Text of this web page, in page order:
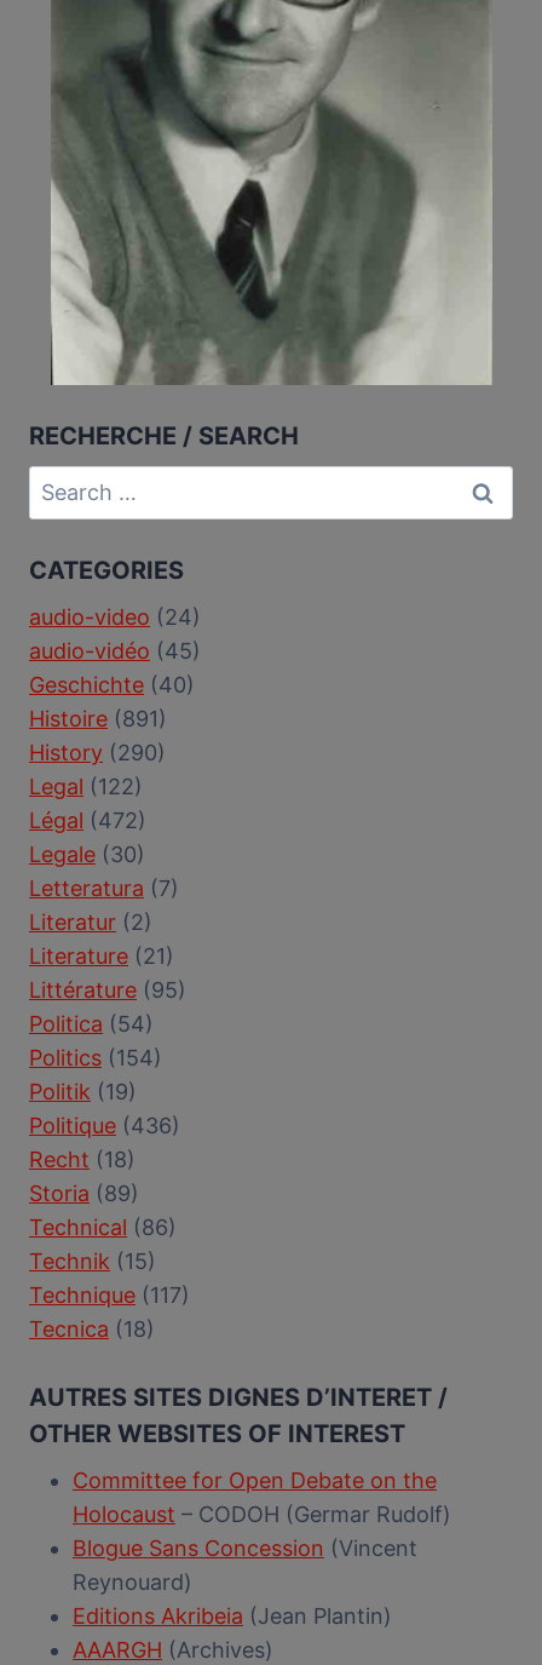
RECHERCHE / SEARCH
Search
for:
CATEGORIES
audio-video (24)
audio-vidéo (45)
Geschichte (40)
Histoire (891)
History (290)
Legal (122)
Légal (472)
Legale (30)
Letteratura (7)
Literatur (2)
Literature (21)
Littérature (95)
Politica (54)
Politics (154)
Politik (19)
Politique (436)
Recht (18)
Storia (89)
Technical (86)
Technik (15)
Technique (117)
Tecnica (18)
AUTRES SITES DIGNES D’INTERET /
OTHER WEBSITES OF INTEREST
Committee for Open Debate on the
Holocaust – CODOH (Germar Rudolf)
Blogue Sans Concession (Vincent
Reynouard)
Editions Akribeia (Jean Plantin)
AAARGH (Archives)